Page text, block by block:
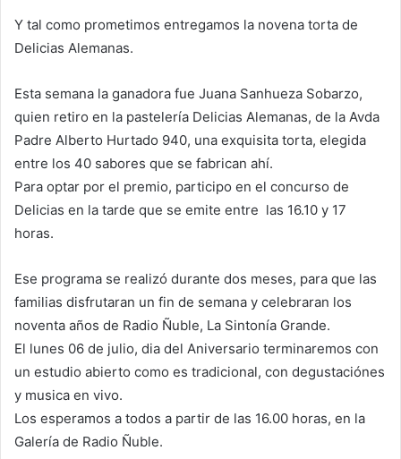
Y tal como prometimos entregamos la novena torta de
Delicias Alemanas.
Esta semana la ganadora fue Juana Sanhueza Sobarzo,
quien retiro en la pastelería Delicias Alemanas, de la Avda
Padre Alberto Hurtado 940, una exquisita torta, elegida
entre los 40 sabores que se fabrican ahí.
Para optar por el premio, participo en el concurso de
Delicias en la tarde que se emite entre las 16.10 y 17
horas.
Ese programa se realizó durante dos meses, para que las
familias disfrutaran un fin de semana y celebraran los
noventa años de Radio Ñuble, La Sintonía Grande.
El lunes 06 de julio, dia del Aniversario terminaremos con
un estudio abierto como es tradicional, con degustaciónes
y musica en vivo.
Los esperamos a todos a partir de las 16.00 horas, en la
Galería de Radio Ñuble.